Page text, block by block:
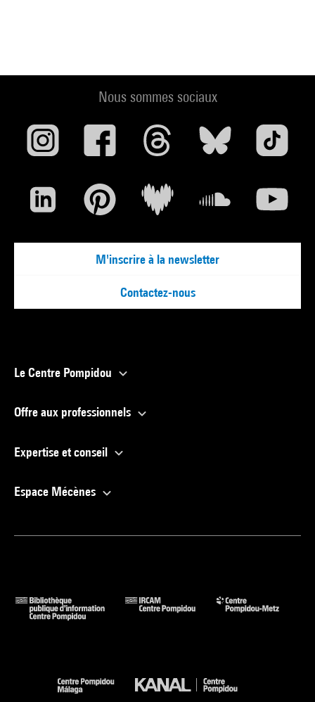
Nous sommes sociaux
M'inscrire à la newsletter
Contactez-nous
Le Centre Pompidou
Offre aux professionnels
Expertise et conseil
Espace Mécènes